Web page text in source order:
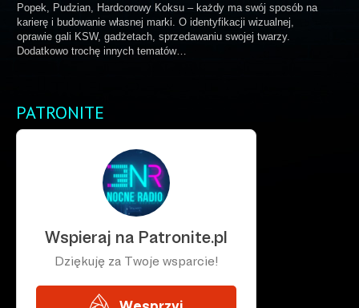
Popek, Pudzian, Hardcorowy Koksu – każdy ma swój sposób na
karierę i budowanie własnej marki. O identyfikacji wizualnej,
oprawie gali KSW, gadżetach, sprzedawaniu swojej twarzy.
Dodatkowo trochę innych tematów…
PATRONITE